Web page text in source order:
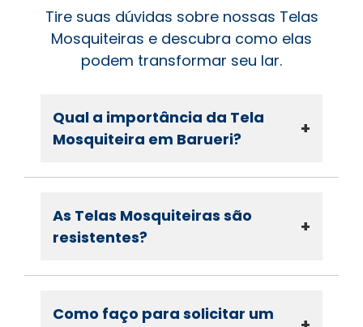
Tire suas dúvidas sobre nossas Telas
Mosquiteiras e descubra como elas
podem transformar seu lar.
Qual a importância da Tela
Mosquiteira em Barueri?
+
As Telas Mosquiteiras são
resistentes?
+
Como faço para solicitar um